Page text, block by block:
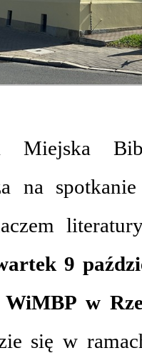
Miejska
na
9
w
się w